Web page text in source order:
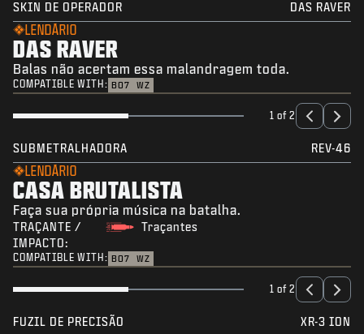
SKIN DE OPERADOR DAS RAVER
LENDÁRIO
DAS RAVER
Balas não acertam essa malandragem toda.
COMPATIBLE WITH: BO7 WZ
1 of 2
SUBMETRALHADORA REV-46
LENDÁRIO
CASA BRUTALISTA
Faça sua própria música na batalha.
TRAÇANTE /
IMPACTO:
Traçantes
COMPATIBLE WITH: BO7 WZ
1 of 2
FUZIL DE PRECISÃO XR-3 ION